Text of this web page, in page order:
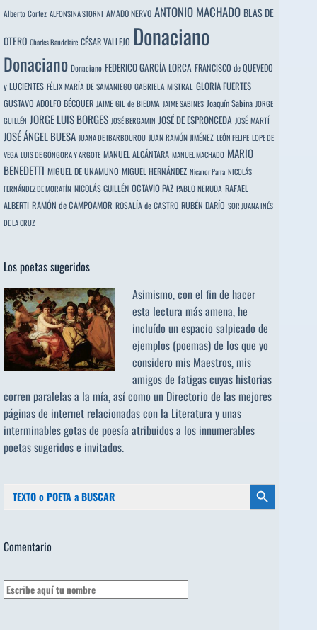
Alberto Cortez ALFONSINA STORNI AMADO NERVO ANTONIO MACHADO BLAS DE
OTERO Charles Baudelaire CÉSAR VALLEJO Donaciano
Donaciano Donaciano FEDERICO GARCÍA LORCA FRANCISCO de QUEVEDO
y LUCIENTES FÉLIX MARÍA DE SAMANIEGO GABRIELA MISTRAL GLORIA FUERTES
GUSTAVO ADOLFO BÉCQUER JAIME GIL de BIEDMA JAIME SABINES Joaquín Sabina JORGE
GUILLÉN JORGE LUIS BORGES JOSÉ BERGAMIN JOSÉ DE ESPRONCEDA JOSÉ MARTÍ
JOSÉ ÁNGEL BUESA JUANA DE IBARBOUROU JUAN RAMÓN JIMÉNEZ LEÓN FELIPE LOPE DE
VEGA LUIS DE GÓNGORA Y ARGOTE MANUEL ALCÁNTARA MANUEL MACHADO MARIO
BENEDETTI MIGUEL DE UNAMUNO MIGUEL HERNÁNDEZ Nicanor Parra NICOLÁS
FERNÁNDEZ DE MORATÍN NICOLÁS GUILLÉN OCTAVIO PAZ PABLO NERUDA RAFAEL
ALBERTI RAMÓN de CAMPOAMOR ROSALÍA de CASTRO RUBÉN DARÍO SOR JUANA INÉS
DE LA CRUZ
Los poetas sugeridos
Asimismo, con el fin de hacer
esta lectura más amena, he
incluído un espacio salpicado de
ejemplos (poemas) de los que yo
considero mis Maestros, mis
amigos de fatigas cuyas historias
corren paralelas a la mía, así como un Directorio de las mejores
páginas de internet relacionadas con la Literatura y unas
interminables gotas de poesía atribuidos a los innumerables
poetas sugeridose invitados.
Botón de búsqueda
Comentario